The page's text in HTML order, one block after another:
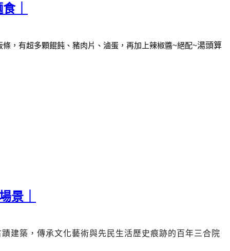
｜
， 有超多顆餛飩、豬肉片、滷蛋，再加上辣椒醬~絕配~湯頭算
景｜
蹟建築，傳承文化藝術與先民生活歷史痕跡的百年三合院